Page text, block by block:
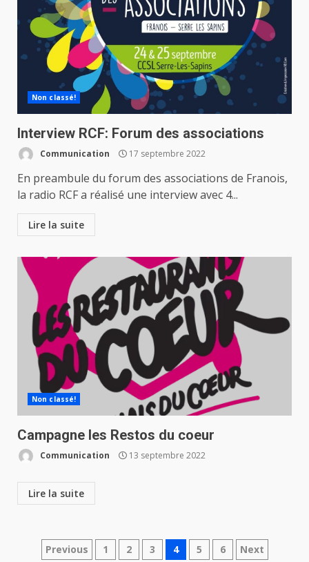
Non classé!
Interview RCF: Forum des associations
Communication 17 septembre 2022
En preambule du forum des associations de Franois,
la radio RCF a réalisé une interview avec 4...
Lire la suite
Non classé!
Campagne les Restos du coeur
Communication 13 septembre 2022
Lire la suite
Navigation
Previous 1 2 3 4 5 6 Next